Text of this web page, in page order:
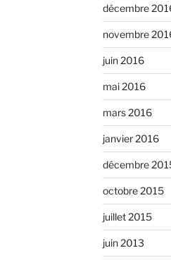
décembre
novembre
juin 2016
mai 2016
mars 2016
janvier 2016
décembre
octobre 2015
juillet 2015
juin 2013